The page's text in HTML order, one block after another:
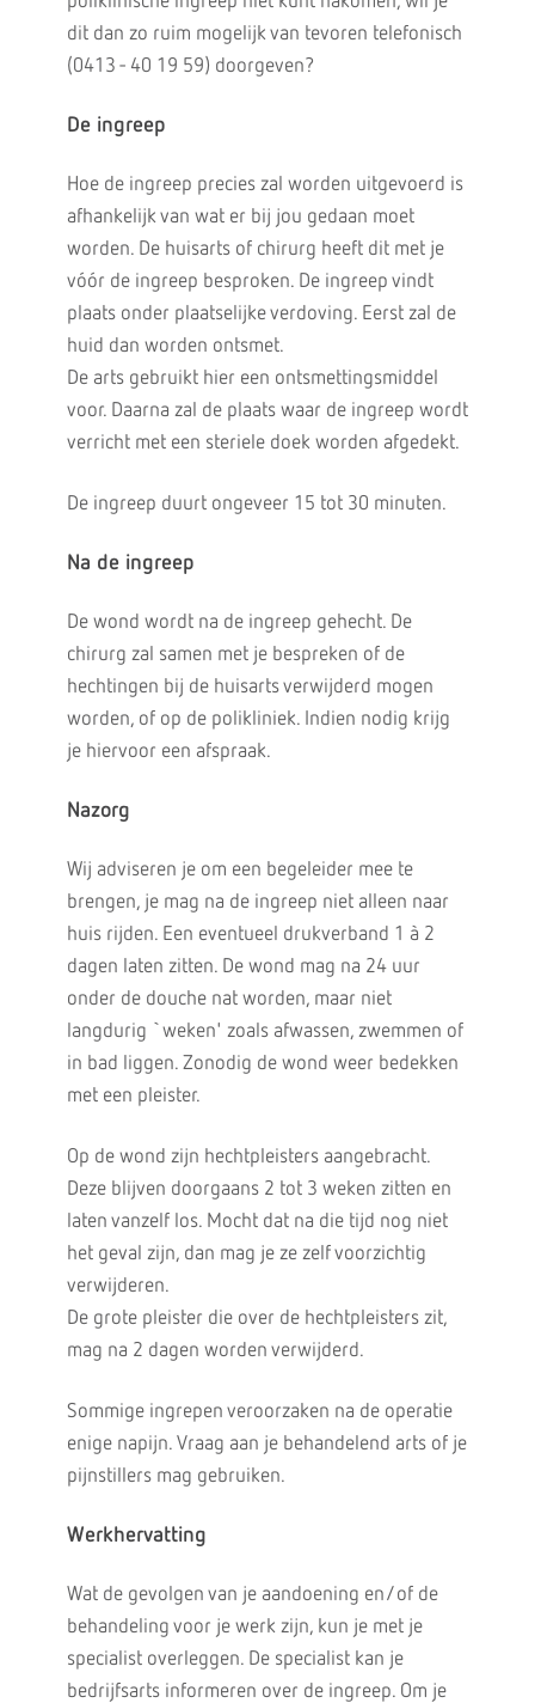
dit dan zo ruim mogelijk van tevoren telefonisch
(0413 - 40 19 59) doorgeven?
De ingreep
Hoe de ingreep precies zal worden uitgevoerd is
afhankelijk van wat er bij jou gedaan moet
worden. De huisarts of chirurg heeft dit met je
vóór de ingreep besproken. De ingreep vindt
plaats onder plaatselijke verdoving. Eerst zal de
huid dan worden ontsmet.
De arts gebruikt hier een ontsmettingsmiddel
voor. Daarna zal de plaats waar de ingreep wordt
verricht met een steriele doek worden afgedekt.
De ingreep duurt ongeveer 15 tot 30 minuten.
Na de ingreep
De wond wordt na de ingreep gehecht. De
chirurg zal samen met je bespreken of de
hechtingen bij de huisarts verwijderd mogen
worden, of op de polikliniek. Indien nodig krijg
je hiervoor een afspraak.
Nazorg
Wij adviseren je om een begeleider mee te
brengen, je mag na de ingreep niet alleen naar
huis rijden. Een eventueel drukverband 1 à 2
dagen laten zitten. De wond mag na 24 uur
onder de douche nat worden, maar niet
langdurig `weken' zoals afwassen, zwemmen of
in bad liggen. Zonodig de wond weer bedekken
met een pleister.
Op de wond zijn hechtpleisters aangebracht.
Deze blijven doorgaans 2 tot 3 weken zitten en
laten vanzelf los. Mocht dat na die tijd nog niet
het geval zijn, dan mag je ze zelf voorzichtig
verwijderen.
De grote pleister die over de hechtpleisters zit,
mag na 2 dagen worden verwijderd.
Sommige ingrepen veroorzaken na de operatie
enige napijn. Vraag aan je behandelend arts of je
pijnstillers mag gebruiken.
Werkhervatting
Wat de gevolgen van je aandoening en/of de
behandeling voor je werk zijn, kun je met je
specialist overleggen. De specialist kan je
bedrijfsarts informeren over de ingreep. Om je